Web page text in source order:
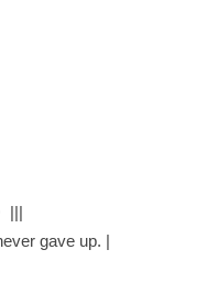
|||
gave up. |